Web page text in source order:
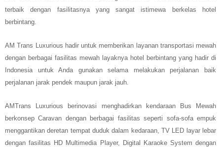
terbaik dengan fasilitasnya yang sangat istimewa berkelas hotel
berbintang.
AM Trans Luxurious hadir untuk memberikan layanan transportasi mewah
dengan berbagai fasilitas mewah layaknya hotel berbintang yang hadir di
Indonesia untuk Anda gunakan selama melakukan perjalanan baik
perjalanan jarak pendek maupun jarak jauh.
AMTrans Luxurious berinovasi menghadirkan kendaraan Bus Mewah
berkonsep Caravan dengan berbagai fasilitas seperti sofa-sofa empuk
menggantikan deretan tempat duduk dalam kedaraan, TV LED layar lebar
dengan fasilitas HD Multimedia Player, Digital Karaoke System dengan